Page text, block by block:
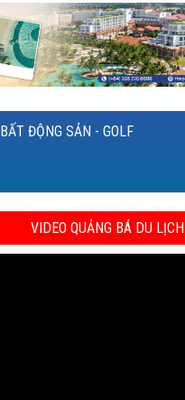
BẤT ĐỘNG SẢN - GOLF
VIDEO QUẢNG BÁ DU LỊCH